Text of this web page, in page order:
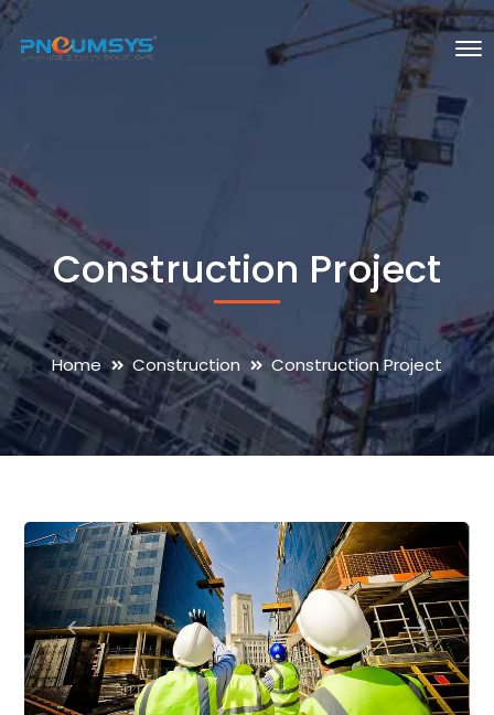
Construction Project
Home Construction Construction Project